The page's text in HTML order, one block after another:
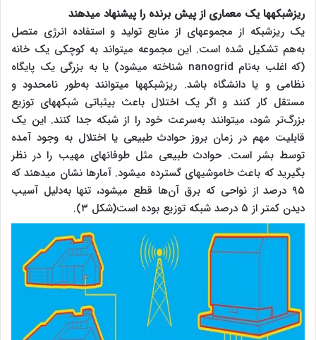
ریزشبکه‎ها یک معماری از پیش برنده را پیشنهاد می‎دهند
یک ریزشبکه از مجموعه‎ای از منابع تولید و استفاده انرژی متصل
به‌هم تشکیل شده است. این مجموعه می‎تواند به کوچکی یک خانه
(که اغلب به‌نام nanogrid شناخته می‎شود) یا به بزرگی یک پایگاه
نظامی‎ و یا دانشگاه باشد. ریزشبکه‎ها می‎توانند به‌طور نامحدود و
مستقل کار کنند و اگر یک اختلال باعث بی‎ثباتی شبکه‎های توزیع
بزرگ‌تر شود، می‎توانند به‌سرعت خود را از شبکه جدا کنند. این یک
قابلیت مهم در زمان بروز حوادث طبیعی یا اختلال به وجود آمده
توسط بشر است. حوادث طبیعی مثل طوفان‎های مهیب را در نظر
بگیرید که باعث خاموشی‎های گسترده می‎شود. آمارها نشان می‎دهند که
۹۵ درصد از نواحی که برق آن‌ها قطع می‎شود، تنها به‌دلیل آسیب
دیدن کمتر از ۵ درصد شبکه توزیع بوده است(شکل ۳).